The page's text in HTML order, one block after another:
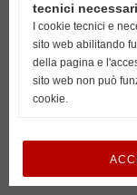
tecnici necessari
I cookie tecnici e
sito web abilitando
della pagina e
sito web non può
cookie.